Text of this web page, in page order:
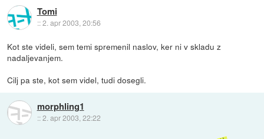
Tomi
::2. apr 2003, 20:56
Kot ste videli, sem temi spremenil naslov, ker ni v skladu z
nadaljevanjem.
Cilj pa ste, kot sem videl, tudi dosegli.
morphling1
::2. apr 2003, 22:22